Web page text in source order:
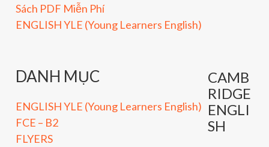
Sách PDF Miễn Phí
ENGLISH YLE (Young Learners English)
DANH MỤC
ENGLISH YLE (Young Learners English)
FCE – B2
FLYERS
CAMB
RIDGE
ENGLI
SH